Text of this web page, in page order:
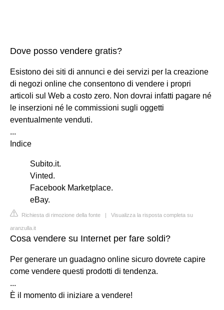
Dove posso vendere gratis?
Esistono dei siti di annunci e dei servizi per la creazione
di negozi online che consentono di vendere i propri
articoli sul Web a costo zero. Non dovrai infatti pagare né
le inserzioni né le commissioni sugli oggetti
eventualmente venduti.
...
Indice
Subito.it.
Vinted.
Facebook Marketplace.
eBay.
Richiesta di rimozione della fonte | Visualizza la risposta completa su
aranzulla.it
Cosa vendere su Internet per fare soldi?
Per generare un guadagno online sicuro dovrete capire
come vendere questi prodotti di tendenza.
...
È il momento di iniziare a vendere!